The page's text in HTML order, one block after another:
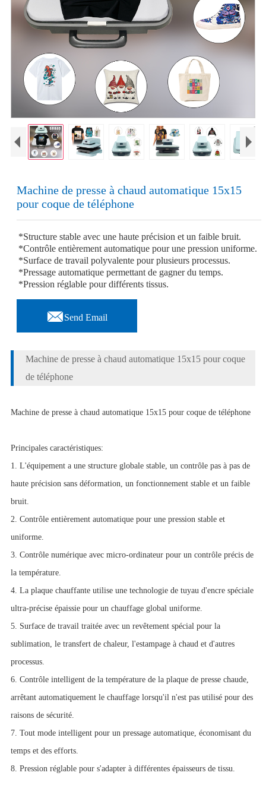
Machine de presse à chaud automatique 15x15
pour coque de téléphone
*Structure stable avec une haute précision et un faible bruit.
*Contrôle entièrement automatique pour une pression uniforme.
*Surface de travail polyvalente pour plusieurs processus.
*Pressage automatique permettant de gagner du temps.
*Pression réglable pour différents tissus.
Send Email
Machine de presse à chaud automatique 15x15 pour coque
de téléphone
Machine de presse à chaud automatique 15x15 pour coque de téléphone
Principales caractéristiques:
1. L'équipement a une structure globale stable, un contrôle pas à pas de
haute précision sans déformation, un fonctionnement stable et un faible
bruit.
2. Contrôle entièrement automatique pour une pression stable et
uniforme.
3. Contrôle numérique avec micro-ordinateur pour un contrôle précis de
la température.
4. La plaque chauffante utilise une technologie de tuyau d'encre spéciale
ultra-précise épaissie pour un chauffage global uniforme.
5. Surface de travail traitée avec un revêtement spécial pour la
sublimation, le transfert de chaleur, l'estampage à chaud et d'autres
processus.
6. Contrôle intelligent de la température de la plaque de presse chaude,
arrêtant automatiquement le chauffage lorsqu'il n'est pas utilisé pour des
raisons de sécurité.
7. Tout mode intelligent pour un pressage automatique, économisant du
temps et des efforts.
8. Pression réglable pour s'adapter à différentes épaisseurs de tissu.